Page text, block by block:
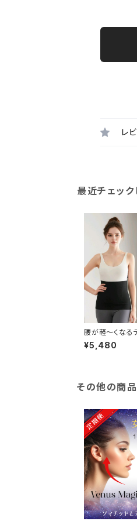
レ
最近チェック
腰が軽〜くなる
ーター
¥5,480
その他の商品